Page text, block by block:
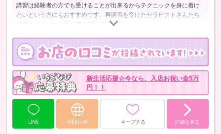
講習は経験者の方でも受けることが出来るからテクニックを身に着け
たいという方にもおすすめです。再講習を受けたセラピストさんたち
は皆さんリピート率もアップしています♪
新生活応援☆今なら、入店お祝い金5万
円！！
LINE WEB応募 キープする 詳細を見る